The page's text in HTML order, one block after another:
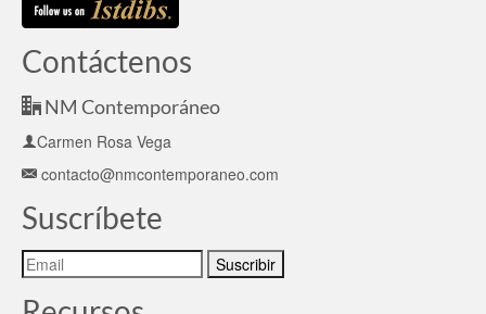
Contáctenos
NM Contemporáneo
Carmen Rosa Vega
contacto@nmcontemporaneo.com
Suscríbete